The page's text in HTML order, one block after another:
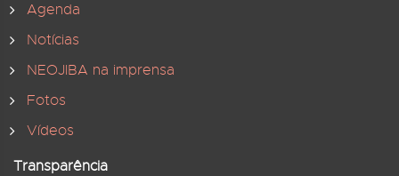
Agenda
Notícias
NEOJIBA na imprensa
Fotos
Vídeos
Transparência